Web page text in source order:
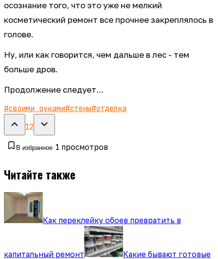
осознание того, что это уже не мелкий
косметический ремонт все прочнее закреплялось в
голове.
Ну, или как говорится, чем дальше в лес - тем
больше дров.
Продолжение следует...
#своими руками#стены#отделка
12
В избранное 1 просмотров
Читайте также
Как переклейку обоев превратить в
капитальный ремонт Какие бывают готовые